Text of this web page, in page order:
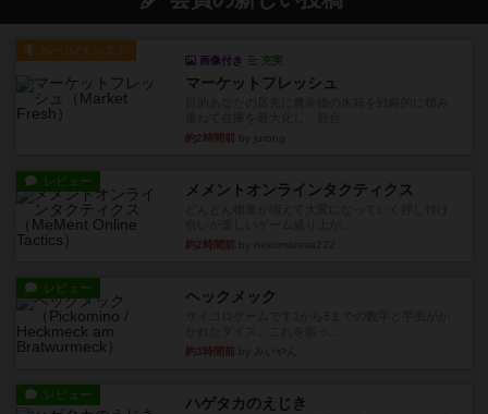
ルール/インスト
画像付き 充実
マーケットフレッシュ
約2時間前
レビュー メメントオンラインタクティクス
約2時間前
レビュー ヘックメック
約3時間前
レビュー ハゲタカのえじき